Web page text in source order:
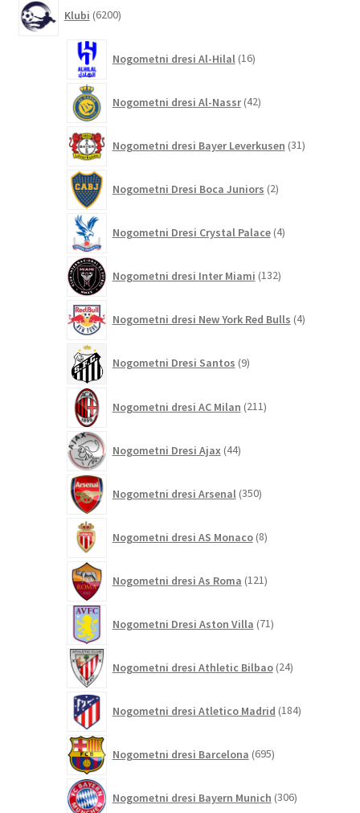
Klubi 6200izdelkov
Nogometni dresi Al-Hilal 16izdelkov
Nogometni dresi Al-Nassr 42izdelkov
Nogometni dresi Bayer Leverkusen 31izdelkov
Nogometni Dresi Boca Juniors 2izdelka
Nogometni Dresi Crystal Palace 4izdelki
Nogometni dresi Inter Miami 132izdelkov
Nogometni dresi New York Red Bulls 4izdelki
Nogometni Dresi Santos 9izdelkov
Nogometni dresi AC Milan 211izdelkov
Nogometni Dresi Ajax 44izdelkov
Nogometni dresi Arsenal 350izdelkov
Nogometni dresi AS Monaco 8izdelkov
Nogometni dresi As Roma 121izdelkov
Nogometni Dresi Aston Villa 71izdelkov
Nogometni dresi Athletic Bilbao 24izdelkov
Nogometni dresi Atletico Madrid 184izdelkov
Nogometni dresi Barcelona 695izdelkov
Nogometni dresi Bayern Munich 306izdelkov